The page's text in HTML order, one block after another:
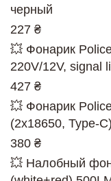
черный
227 ₴
💥 Фонарик
220V/12V, signal
427 ₴
💥 Фонарик
(2x18650, Type-C)
380 ₴
💥 Налобный